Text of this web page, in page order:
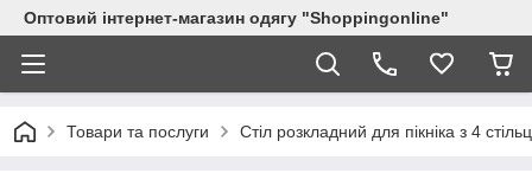
Оптовий інтернет-магазин одягу "Shoppingonline"
Товари та послуги Стіл розкладний для пікніка з 4